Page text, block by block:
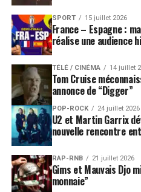
SPORT 15 juillet 2026
France – Espagne :
réalise une audience
TÉLÉ / CINÉMA 14 juillet
Tom Cruise
annonce de “Digger”
POP-ROCK 24 juillet 2026
U2 et Martin Garrix
nouvelle rencontre
RAP-RNB 21 juillet 2026
Gims et Mauvais Djo
monnaie”